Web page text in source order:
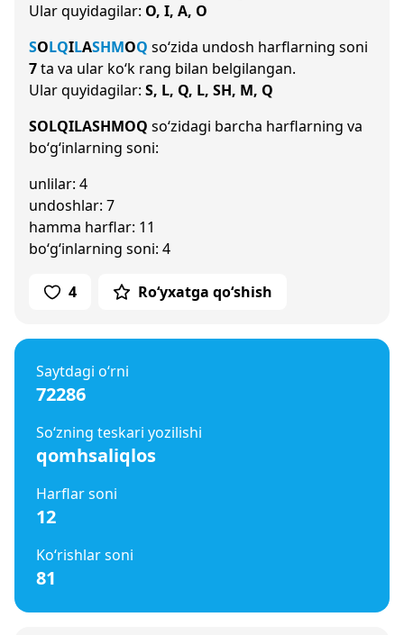
Ular quyidagilar: O, I, A, O
SOLQILASHMOQ so‘zida undosh harflarning soni
7ta va ular ko‘k rang bilan belgilangan.
Ular quyidagilar: S, L, Q, L, SH, M, Q
SOLQILASHMOQ so‘zidagi barcha harflarning va
bo‘g‘inlarning soni:
unlilar: 4
undoshlar: 7
hamma harflar: 11
bo‘g‘inlarning soni: 4
4 Ro‘yxatga qo‘shish
Saytdagi o‘rni
72286
So‘zning teskari yozilishi
qomhsaliqlos
Harflar soni
12
Ko‘rishlar soni
81